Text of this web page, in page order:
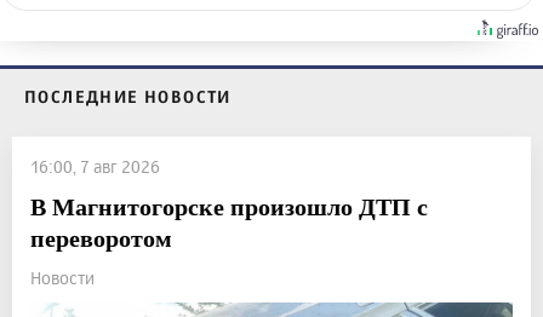
ПОСЛЕДНИЕ НОВОСТИ
16:00, 7 авг 2026
В Магнитогорске произошло ДТП с
переворотом
Новости